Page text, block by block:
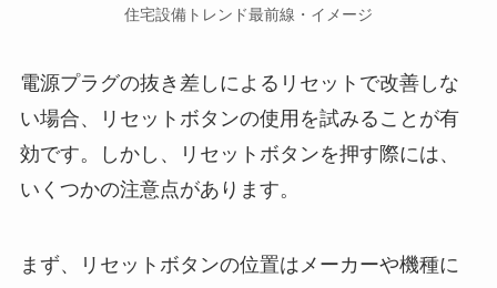
住宅設備トレンド最前線・イメージ
電源プラグの抜き差しによるリセットで改善しな
い場合、リセットボタンの使用を試みることが有
効です。しかし、リセットボタンを押す際には、
いくつかの注意点があります。
まず、リセットボタンの位置はメーカーや機種に